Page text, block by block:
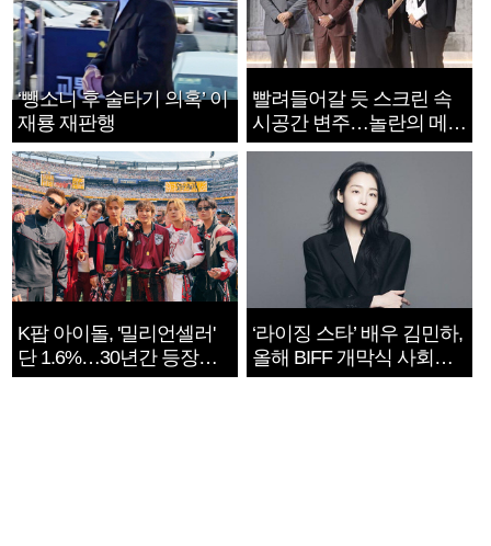
‘뺑소니 후 술타기 의혹’ 이
재룡 재판행
빨려들어갈 듯 스크린 속
시공간 변주…놀란의 메시
지는 ‘전쟁 속죄’
K팝 아이돌, '밀리언셀러'
단 1.6%…30년간 등장
1182개팀 전수조사
‘라이징 스타’ 배우 김민하,
올해 BIFF 개막식 사회자
확정